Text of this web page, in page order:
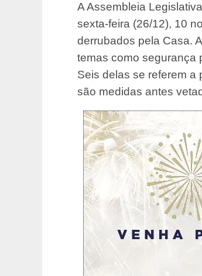
A Assembleia
sexta-feira (26/12), 10
derrubados pela Casa.
temas como segurança
Seis delas se referem a
são medidas antes